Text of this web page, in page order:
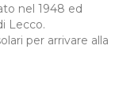
nel 1948 ed
Lecco.
per arrivare alla